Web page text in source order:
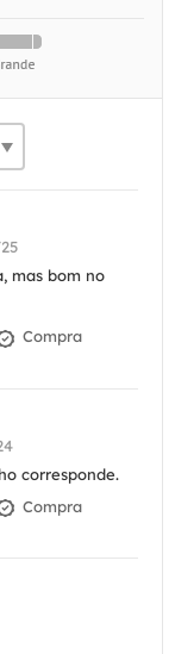
mas bom no
Compra
corresponde.
Compra